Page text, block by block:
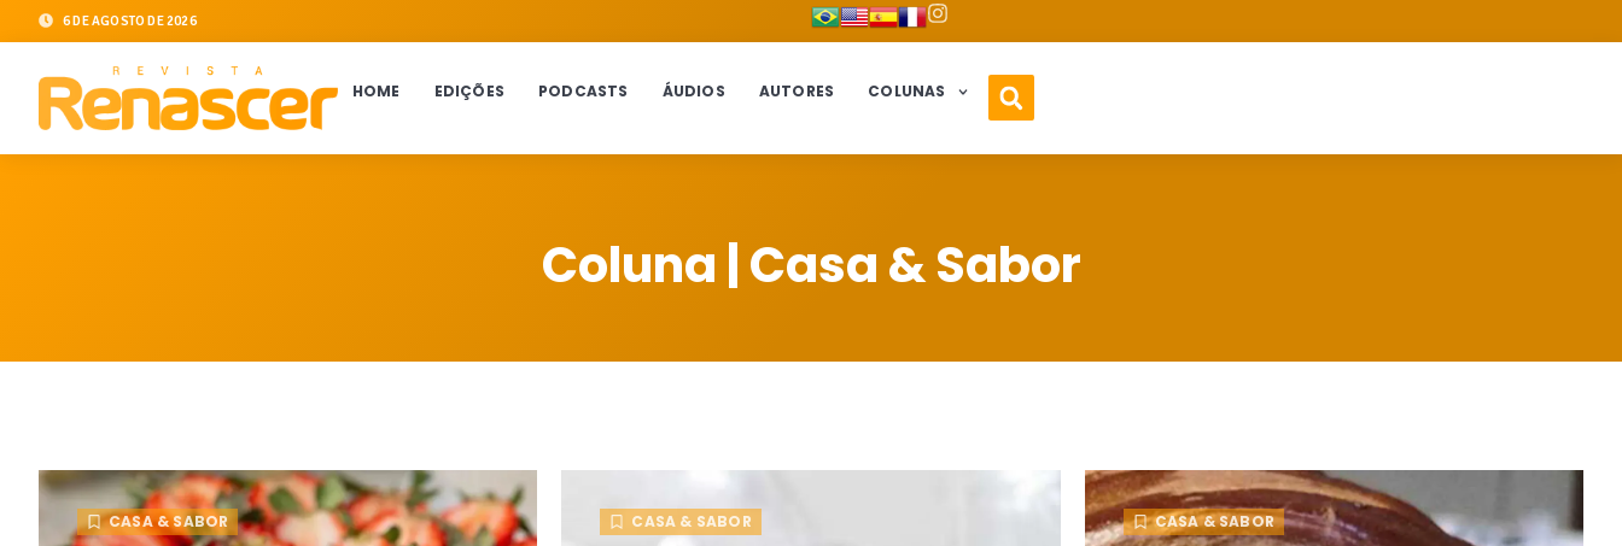
6 DE AGOSTO DE 2026
HOME EDIÇÕES PODCASTS ÁUDIOS AUTORES COLUNAS
Coluna |Casa & Sabor
CASA & SABOR CASA & SABOR CASA & SABOR